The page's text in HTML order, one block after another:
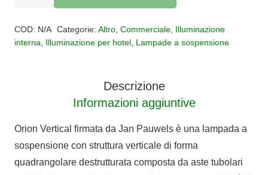
VERTICALE
quantità
COD: N/A Categorie: Altro, Commerciale, Illuminazione
interna, Illuminazione per hotel, Lampade a sospensione
Descrizione
Informazioni aggiuntive
Orion Vertical firmata da Jan Pauwels è una lampada a
sospensione con struttura verticale di forma
quadrangolare destrutturata composta da aste tubolari